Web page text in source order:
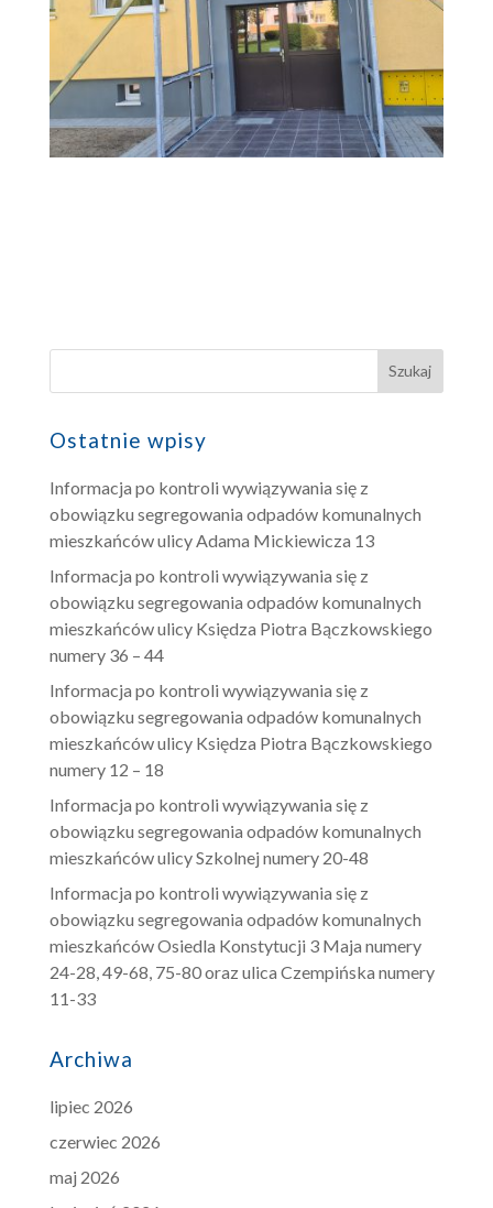
Ostatnie wpisy
Informacja po kontroli wywiązywania się z
obowiązku segregowania odpadów komunalnych
mieszkańców ulicy Adama Mickiewicza 13
Informacja po kontroli wywiązywania się z
obowiązku segregowania odpadów komunalnych
mieszkańców ulicy Księdza Piotra Bączkowskiego
numery 36 – 44
Informacja po kontroli wywiązywania się z
obowiązku segregowania odpadów komunalnych
mieszkańców ulicy Księdza Piotra Bączkowskiego
numery 12 – 18
Informacja po kontroli wywiązywania się z
obowiązku segregowania odpadów komunalnych
mieszkańców ulicy Szkolnej numery 20-48
Informacja po kontroli wywiązywania się z
obowiązku segregowania odpadów komunalnych
mieszkańców Osiedla Konstytucji 3 Maja numery
24-28, 49-68, 75-80 oraz ulica Czempińska numery
11-33
Archiwa
lipiec 2026
czerwiec 2026
maj 2026